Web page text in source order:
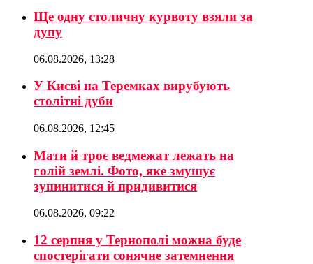
Ще одну столичну курвоту взяли за
дупу
06.08.2026, 13:28
У Києві на Теремках вирубують
столітні дуби
06.08.2026, 12:45
Мати й троє ведмежат лежать на
голій землі. Фото, яке змушує
зупинитися й придивитися
06.08.2026, 09:22
12 серпня у Тернополі можна буде
спостерігати сонячне затемнення